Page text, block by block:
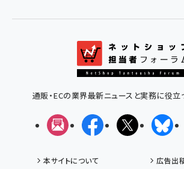
通販・ECの業界最新ニュースと実務に役
メルマガFacebookX(エックス)
本サイトについて 広告出